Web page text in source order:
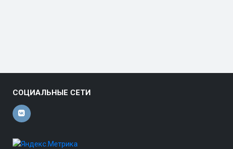
СОЦИАЛЬНЫЕ СЕТИ